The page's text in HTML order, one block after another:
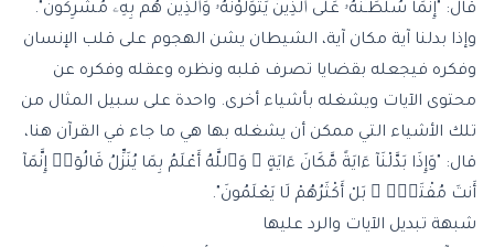
قال: "إِنَّمَا سُلْطَـٰنُهُۥ عَلَى ٱلَّذِينَ يَتَوَلَّوْنَهُۥ وَٱلَّذِينَ هُم بِهِۦ مُشْرِكُونَ".
وإذا بدلنا آية مكان آية، الشيطان يشن الهجوم على قلب الإنسان
وفكره فيجعله بقضايا تصرف قلبه ونظره وعقله وفكره عن
محتوى الآيات ويشغله بأشياء أخرى. واحدة على سبيل المثال من
تلك الأشياء التي ممكن أن يشغله بها هي ما جاء في القرآن هنا،
قال: "وَإِذَا بَدَّلْنَآ ءَايَةً مَّكَانَ ءَايَةٍ ۙ وَٱللَّهُ أَعْلَمُ بِمَا يُنَزِّلُ قَالُوٓا۟ إِنَّمَآ
أَنتَ مُفْتَرٍۭ ۚ بَلْ أَكْثَرُهُمْ لَا يَعْلَمُونَ".
شبهة تبديل الآيات والرد عليها